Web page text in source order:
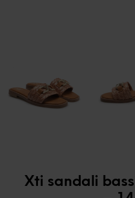
Xti sandali